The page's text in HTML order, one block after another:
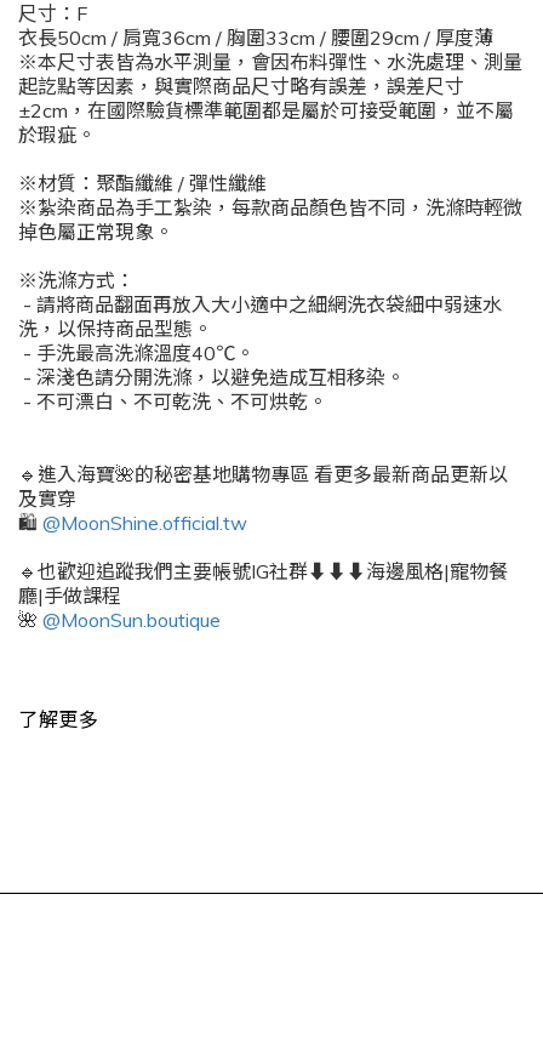
尺寸：F
衣長50cm / 肩寬36cm / 胸圍33cm / 腰圍29cm / 厚度薄
※本尺寸表皆為水平測量，會因布料彈性、水洗處理、測量
起訖點等因素，與實際商品尺寸略有誤差，誤差尺寸
±2cm，在國際驗貨標準範圍都是屬於可接受範圍，並不屬
於瑕疵。
※材質：聚酯纖維 / 彈性纖維
※紮染商品為手工紮染，每款商品顏色皆不同，洗滌時輕微
掉色屬正常現象。
※洗滌方式：
- 請將商品翻面再放入大小適中之細網洗衣袋細中弱速水
洗，以保持商品型態。
- 手洗最高洗滌溫度40℃。
- 深淺色請分開洗滌，以避免造成互相移染。
- 不可漂白、不可乾洗、不可烘乾。
🔹進入海寶🌺的秘密基地購物專區 看更多最新商品更新以
及實穿
🛍️ @MoonShine.official.tw
🔹也歡迎追蹤我們主要帳號IG社群⬇️⬇️⬇️海邊風格|寵物餐
廳|手做課程
🌺 @MoonSun.boutique
了解更多